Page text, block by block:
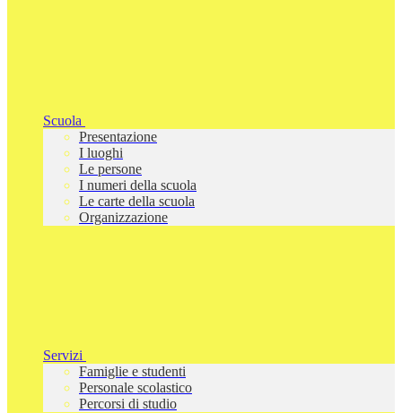
Scuola
Presentazione
I luoghi
Le persone
I numeri della scuola
Le carte della scuola
Organizzazione
Servizi
Famiglie e studenti
Personale scolastico
Percorsi di studio